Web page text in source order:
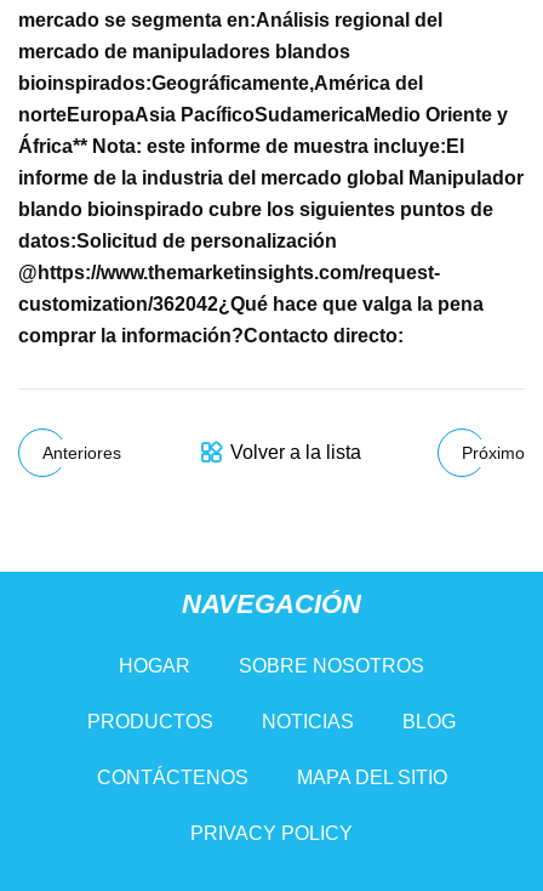
mercado se segmenta en:Análisis regional del
mercado de manipuladores blandos
bioinspirados:Geográficamente,América del
norteEuropaAsia PacíficoSudamericaMedio Oriente y
África** Nota: este informe de muestra incluye: El
informe de la industria del mercado global Manipulador
blando bioinspirado cubre los siguientes puntos de
datos:Solicitud de personalización
@ https://www.themarketinsights.com/request-
customization/362042¿Qué hace que valga la pena
comprar la información?Contacto directo:
Anteriores Volver a la lista Próximo
NAVEGACIÓN
HOGAR SOBRE NOSOTROS
PRODUCTOS NOTICIAS BLOG
CONTÁCTENOS MAPA DEL SITIO
PRIVACY POLICY